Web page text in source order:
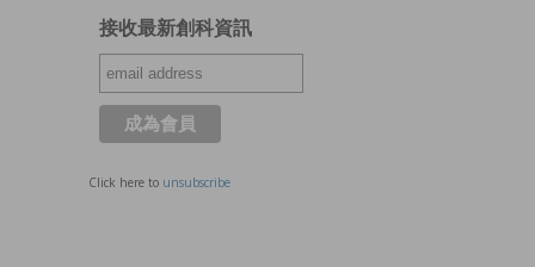
接收最新創科資訊
Click here to unsubscribe